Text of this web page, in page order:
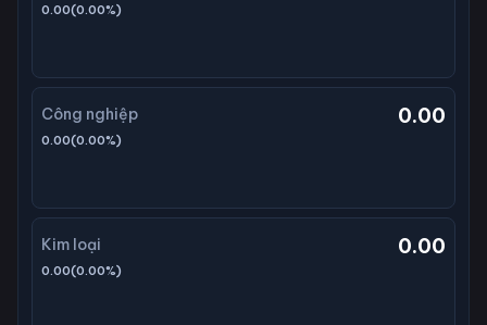
0.00(0.00%)
Công nghiệp 0.00
0.00(0.00%)
Kim loại 0.00
0.00(0.00%)